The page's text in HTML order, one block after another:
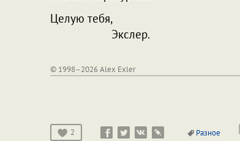
Целую тебя,
Экслер.
© 1998–2026 Alex Exler
2 Разное